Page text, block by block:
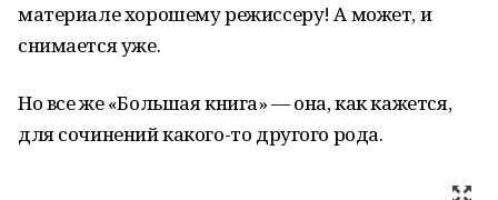
материале хорошему режиссеру! А может, и
снимается уже.
Но все же «Большая книга» — она, как кажется,
для сочинений какого-то другого рода.